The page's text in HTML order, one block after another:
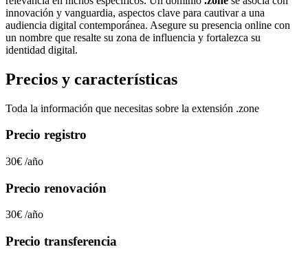
innovación y vanguardia, aspectos clave para cautivar a una
audiencia digital contemporánea. Asegure su presencia online con
un nombre que resalte su zona de influencia y fortalezca su
identidad digital.
Precios y características
Toda la información que necesitas sobre la extensión .zone
Precio registro
30€ /año
Precio renovación
30€ /año
Precio transferencia